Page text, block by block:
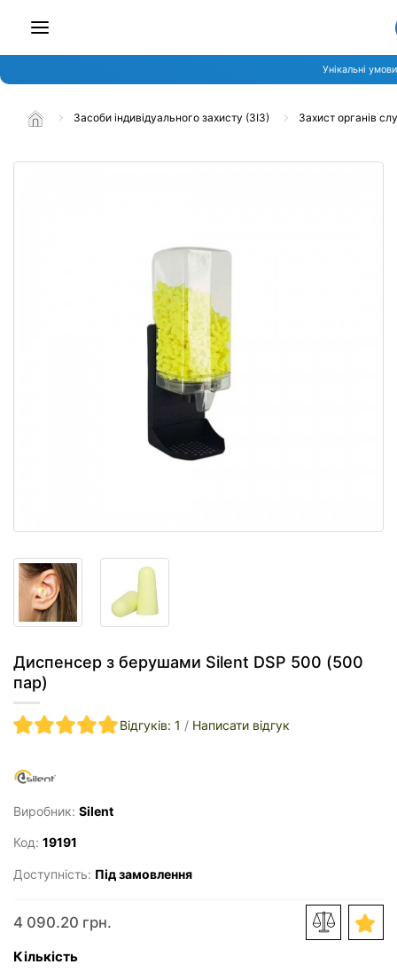
Унікальні
Засоби індивідуального захисту (ЗІЗ) Захист органів
Диспенсер з берушами Silent DSP 500 (500
пар)
Відгуків: 1 / Написати відгук
Виробник: Silent
Код: 19191
Доступність: Під замовлення
4 090.20 грн.
Кількість